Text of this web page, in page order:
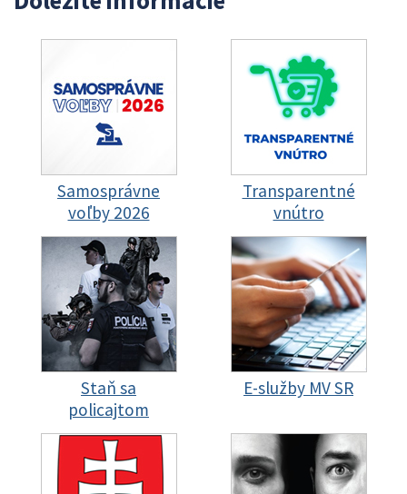
Samosprávne
voľby 2026
Transparentné
vnútro
Staň sa
policajtom
E-služby MV SR